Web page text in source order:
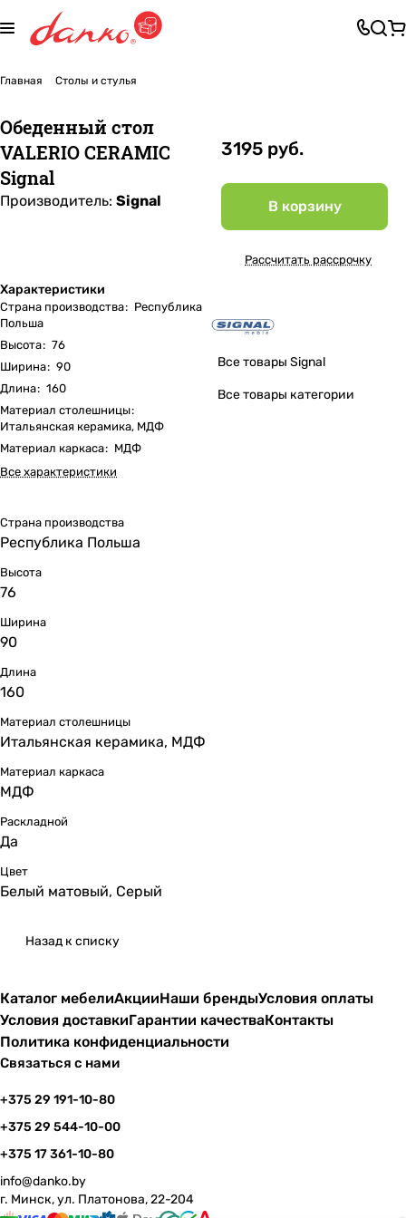
Главная Столы и стулья
Обеденный стол
VALERIO CERAMIC
Signal
Производитель: Signal
Характеристики
Страна производства: Республика
Польша
Высота: 76
Ширина: 90
Длина: 160
Материал столешницы:
Итальянская керамика, МДФ
Материал каркаса: МДФ
Все характеристики
3195 руб.
В корзину
Рассчитать рассрочку
Все товары Signal
Все товары категории
Страна производства
Республика Польша
Высота
76
Ширина
90
Длина
160
Материал столешницы
Итальянская керамика, МДФ
Материал каркаса
МДФ
Раскладной
Да
Цвет
Белый матовый, Серый
Назад к списку
Каталог мебелиАкцииНаши брендыУсловия оплаты
Условия доставкиГарантии качестваКонтакты
Политика конфиденциальности
Связаться с нами
+375 29 191-10-80
+375 29 544-10-00
+375 17 361-10-80
info@danko.by
г. Минск, ул. Платонова, 22-204